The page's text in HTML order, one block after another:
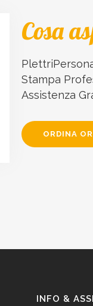
Cosa
Stampa
Assistenza
ORDINA
INFO &